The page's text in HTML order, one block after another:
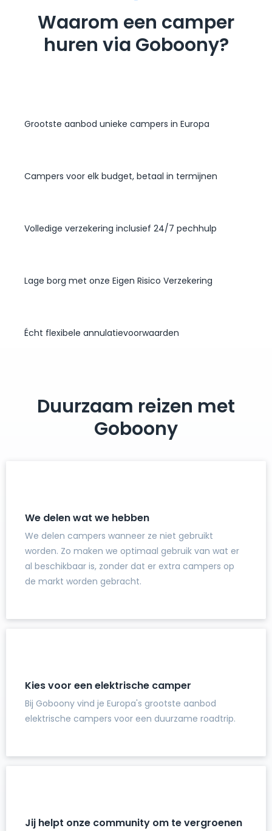
Waarom een camper
huren via Goboony?
Grootste aanbod unieke campers in Europa
Campers voor elk budget, betaal in termijnen
Volledige verzekering inclusief 24/7 pechhulp
Lage borg met onze Eigen Risico Verzekering
Écht flexibele annulatievoorwaarden
Duurzaam reizen met
Goboony
We delen wat we hebben
We delen campers wanneer ze niet gebruikt
worden. Zo maken we optimaal gebruik van wat er
al beschikbaar is, zonder dat er extra campers op
de markt worden gebracht.
Kies voor een elektrische camper
Bij Goboony vind je Europa's grootste aanbod
elektrische campers voor een duurzame roadtrip.
Jij helpt onze community om te vergroenen